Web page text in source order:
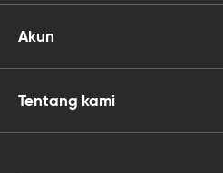
Akun
Tentang kami